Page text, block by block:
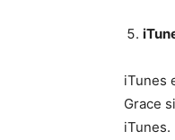
iTunes
Grace
iTunes.